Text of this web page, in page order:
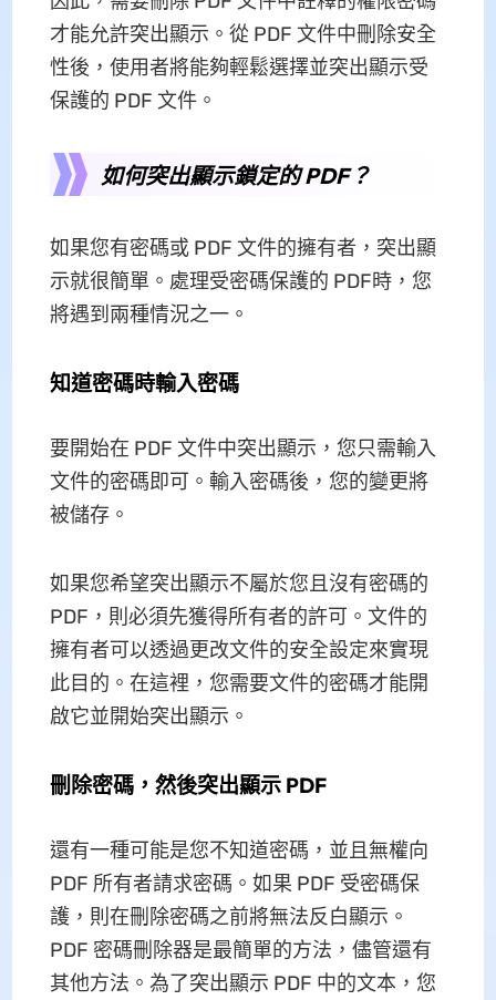
才能允許突出顯示。從 PDF 文件中刪除安全
性後，使用者將能夠輕鬆選擇並突出顯示受
保護的 PDF 文件。
如何突出顯示鎖定的 PDF？
如果您有密碼或 PDF 文件的擁有者，突出顯
示就很簡單。處理受密碼保護的 PDF時，您
將遇到兩種情況之一。
知道密碼時輸入密碼
要開始在 PDF 文件中突出顯示，您只需輸入
文件的密碼即可。輸入密碼後，您的變更將
被儲存。
如果您希望突出顯示不屬於您且沒有密碼的
PDF，則必須先獲得所有者的許可。文件的
擁有者可以透過更改文件的安全設定來實現
此目的。在這裡，您需要文件的密碼才能開
啟它並開始突出顯示。
刪除密碼，然後突出顯示 PDF
還有一種可能是您不知道密碼，並且無權向
PDF 所有者請求密碼。如果 PDF 受密碼保
護，則在刪除密碼之前將無法反白顯示。
PDF 密碼刪除器是最簡單的方法，儘管還有
其他方法。為了突出顯示 PDF 中的文本，您